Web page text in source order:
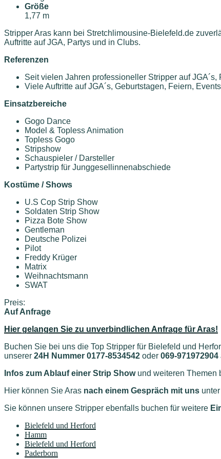
Größe
1,77 m
Stripper Aras kann bei Stretchlimousine-Bielefeld.de
Auftritte auf JGA, Partys und in Clubs.
Referenzen
Seit vielen Jahren professioneller Stripper auf JGA´s,
Viele Auftritte auf JGA´s, Geburtstagen, Feiern, Events
Einsatzbereiche
Gogo Dance
Model & Topless Animation
Topless Gogo
Stripshow
Schauspieler / Darsteller
Partystrip für Junggesellinnenabschiede
Kostüme / Shows
U.S Cop Strip Show
Soldaten Strip Show
Pizza Bote Show
Gentleman
Deutsche Polizei
Pilot
Freddy Krüger
Matrix
Weihnachtsmann
SWAT
Preis:
Auf Anfrage
Hier gelangen Sie zu unverbindlichen Anfrage für Aras!
Buchen Sie bei uns die Top Stripper für Bielefeld und
unserer 24H Nummer 0177-8534542 oder 069-971972904
Infos zum Ablauf einer Strip Showund weiteren Themen
Hier können Sie Aras nach einem Gespräch mit uns unter
Sie können unsere Stripper ebenfalls buchen für weitere
Bielefeld und Herford
Hamm
Bielefeld und Herford
Paderborn